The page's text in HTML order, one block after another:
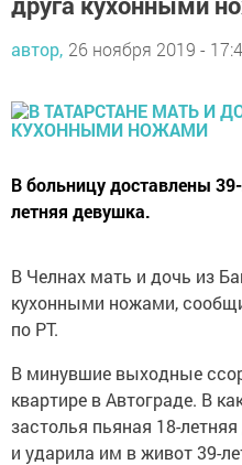
автор, 26 ноября 2019 -
В больницу доставлены
летняя девушка.
В Челнах мать и дочь из
кухонными ножами,
по РТ.
В минувшие выходные
квартире в Автограде. В
застолья пьяная 18-
и ударила им в живот 39-